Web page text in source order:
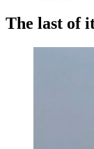
The last of